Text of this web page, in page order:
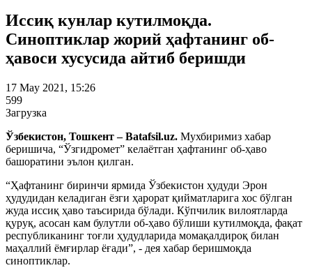
Иссиқ кунлар кутилмоқда.
Синоптиклар жорий ҳафтанинг об-
ҳавоси хусусида айтиб беришди
17 May 2021, 15:26
599
Загрузка
Ўзбекистон, Тошкент – Batafsil.uz. Мухбиримиз хабар
беришича, “Ўзгидромет” келаётган ҳафтанинг об-ҳаво
башоратини эълон қилган.
“Ҳафтанинг биринчи ярмида Ўзбекистон ҳудуди Эрон
ҳудудидан келадиган ёзги ҳарорат қийматларига хос бўлган
жуда иссиқ ҳаво таъсирида бўлади. Кўпчилик вилоятларда
қуруқ, асосан кам булутли об-ҳаво бўлиши кутилмоқда, фақат
республиканинг тоғли ҳудудларида момақалдироқ билан
маҳаллий ёмғирлар ёғади”, - дея хабар беришмоқда
синоптиклар.